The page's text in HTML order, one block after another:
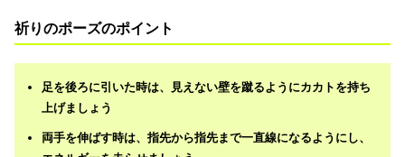
祈りのポーズのポイント
足を後ろに引いた時は、見えない壁を蹴るようにカカトを持ち
上げましょう
両手を伸ばす時は、指先から指先まで一直線になるようにし、